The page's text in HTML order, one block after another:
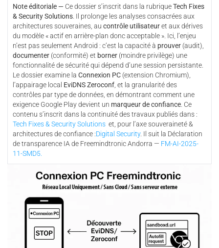
Note éditoriale — Ce dossier s’inscrit dans la rubriqueTech Fixes
& Security Solutions. Il prolonge les analyses consacrées aux
architectures souveraines, au contrôle utilisateuret aux dérives
du modèle « actif en arrière-plan donc acceptable ». Ici, l’enjeu
n’est pas seulement Android : c’est la capacité à prouver(audit),
documenter(conformité) et borner(moindre privilège) une
fonctionnalité de sécurité qui dépend d’une session persistante.
Le dossier examine la Connexion PC(extension Chromium),
l’appairage local EviDNS Zeroconf, et la granularité des
contrôles par type de données, en démontrant comment une
exigence Google Play devient un marqueur de confiance. Ce
contenu s’inscrit dans la continuité des travaux publiés dans :
Tech Fixes & Security Solutions et, pour l’axe souveraineté &
architectures de confiance :Digital Security. Il suit la Déclaration
de transparence IA de Freemindtronic Andorra — FM-AI-2025-
11-SMD5.